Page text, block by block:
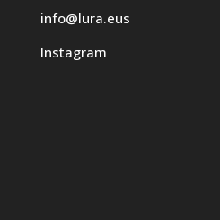
info@lura.eus
Instagram